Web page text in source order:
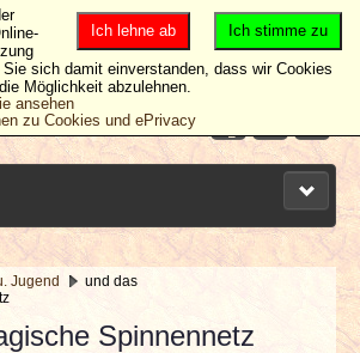
Jugend
und das
Spinnennetz
Ich stimme zu
Ich lehne ab
sich damit einverstanden, dass wir Cookies
Möglichkeit abzulehnen.
ansehen
zu Cookies und ePrivacy